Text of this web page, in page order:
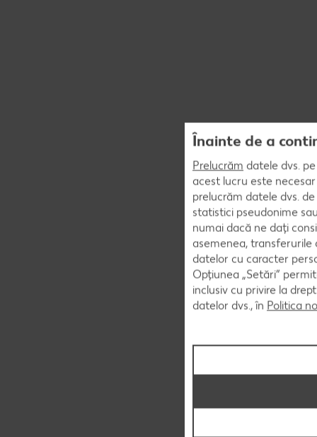
Înainte de a
Prelucrăm datele dvs.
acest lucru este
prelucrăm datele dvs.
statistici pseudonime
numai dacă ne dați
asemenea,
datelor cu caracter
Opțiunea „Setări”
inclusiv cu privire la
datelor dvs., în Politica